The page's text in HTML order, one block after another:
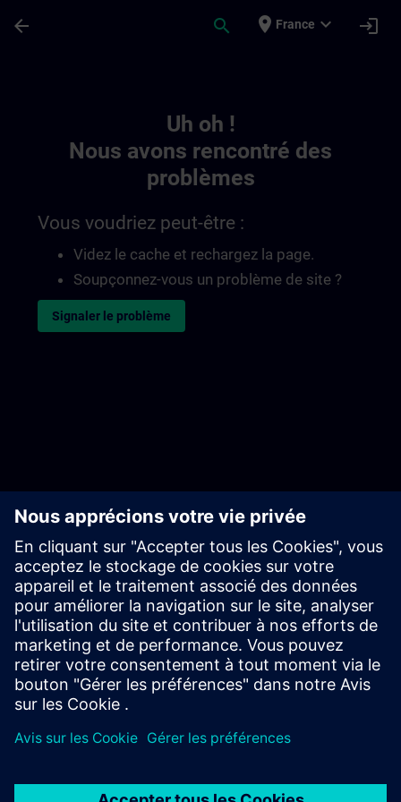
arrow_back search place France expand_more login
Uh oh !
Nous avons rencontré des
problèmes
Vous voudriez peut-être :
Videz le cache et rechargez la page.
Soupçonnez-vous un problème de site ?
Signaler le problème